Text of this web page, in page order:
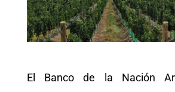
El Banco de la Nación